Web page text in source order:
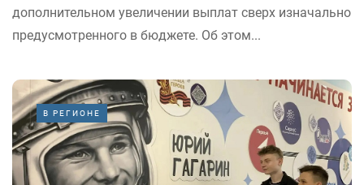
дополнительном увеличении выплат сверх изначально
предусмотренного в бюджете. Об этом...
В РЕГИОНЕ